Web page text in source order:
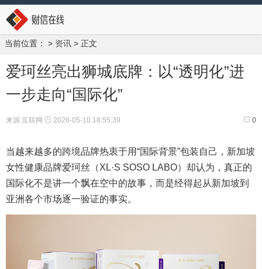
当前位置： > 资讯 > 正文
爱珂丝亮出狮城底牌：以“透明化”进
一步走向“国际化”
0
来源:互联网 2026-05-10 18:55:39
当越来越多的跨境品牌热衷于用“国际背景”包装自己，新加坡
女性健康品牌爱珂丝（XL·S SOSO LABO）却认为，真正的
国际化不是讲一个飘在空中的故事，而是经得起从新加坡到
亚洲各个市场逐一验证的事实。